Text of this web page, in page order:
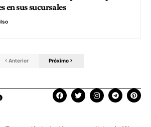
en sus sucursales
Anterior Próximo